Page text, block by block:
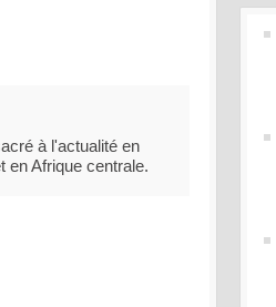
à l'actualité en
en Afrique centrale.